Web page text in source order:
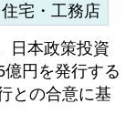
住宅・工務店
日本政策投資
円を発行する
との合意に基